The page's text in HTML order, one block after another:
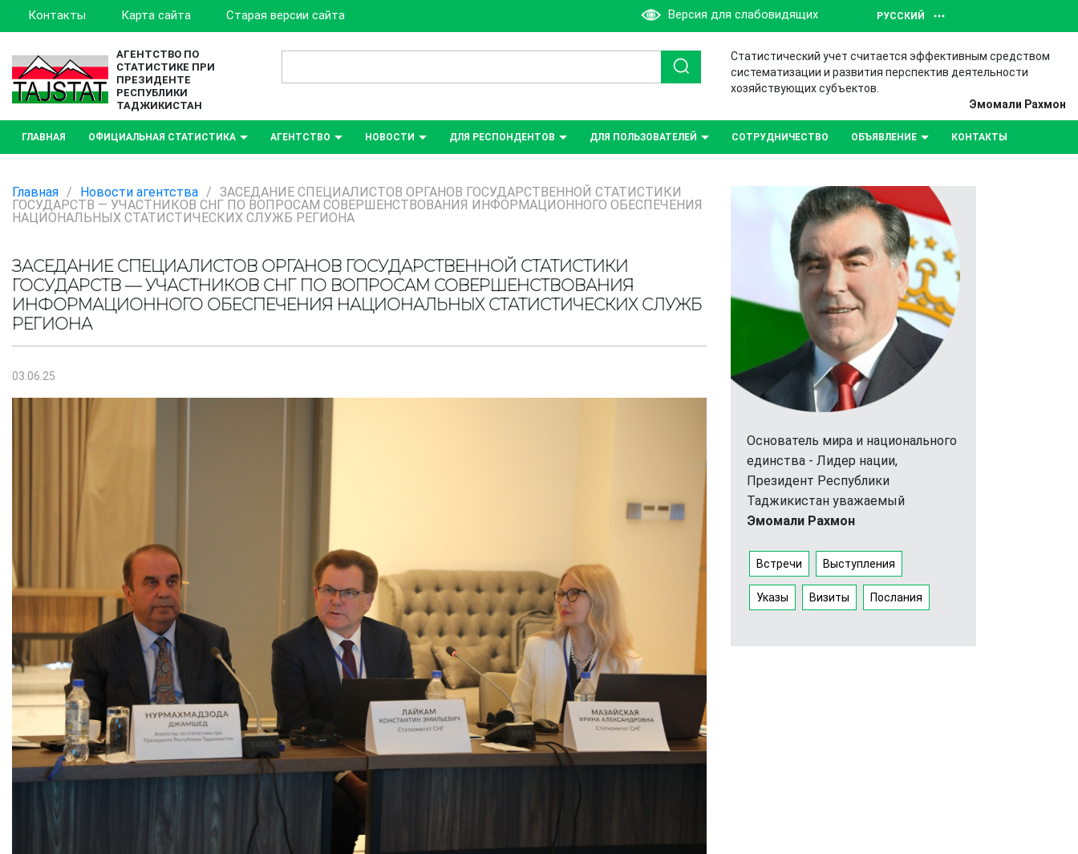
Контакты Карта сайта Старая версии сайта Версия для слабовидящих РУССКИЙ
АГЕНТСТВО ПО
СТАТИСТИКЕ ПРИ
ПРЕЗИДЕНТЕ
РЕСПУБЛИКИ
ТАДЖИКИСТАН
Статистический учет считается эффективным средством
систематизации и развития перспектив деятельности
хозяйствующих субъектов.
Эмомали Рахмон
ГЛАВНАЯ ОФИЦИАЛЬНАЯ СТАТИСТИКА АГЕНТСТВО НОВОСТИ ДЛЯ РЕСПОНДЕНТОВ ДЛЯ ПОЛЬЗОВАТЕЛЕЙ СОТРУДНИЧЕСТВО ОБЪЯВЛЕНИЕ КОНТАКТЫ
Главная / Новости агентства / ЗАСЕДАНИЕ СПЕЦИАЛИСТОВ ОРГАНОВ ГОСУДАРСТВЕННОЙ СТАТИСТИКИ
ГОСУДАРСТВ — УЧАСТНИКОВ СНГ ПО ВОПРОСАМ СОВЕРШЕНСТВОВАНИЯ ИНФОРМАЦИОННОГО ОБЕСПЕЧЕНИЯ
НАЦИОНАЛЬНЫХ СТАТИСТИЧЕСКИХ СЛУЖБ РЕГИОНА
ЗАСЕДАНИЕ СПЕЦИАЛИСТОВ ОРГАНОВ ГОСУДАРСТВЕННОЙ СТАТИСТИКИ
ГОСУДАРСТВ — УЧАСТНИКОВ СНГ ПО ВОПРОСАМ СОВЕРШЕНСТВОВАНИЯ
ИНФОРМАЦИОННОГО ОБЕСПЕЧЕНИЯ НАЦИОНАЛЬНЫХ СТАТИСТИЧЕСКИХ СЛУЖБ
РЕГИОНА
03.06.25
Основатель мира и национального
единства - Лидер нации,
Президент Республики
Таджикистан уважаемый
Эмомали Рахмон
Встречи Выступления
Указы Визиты Послания